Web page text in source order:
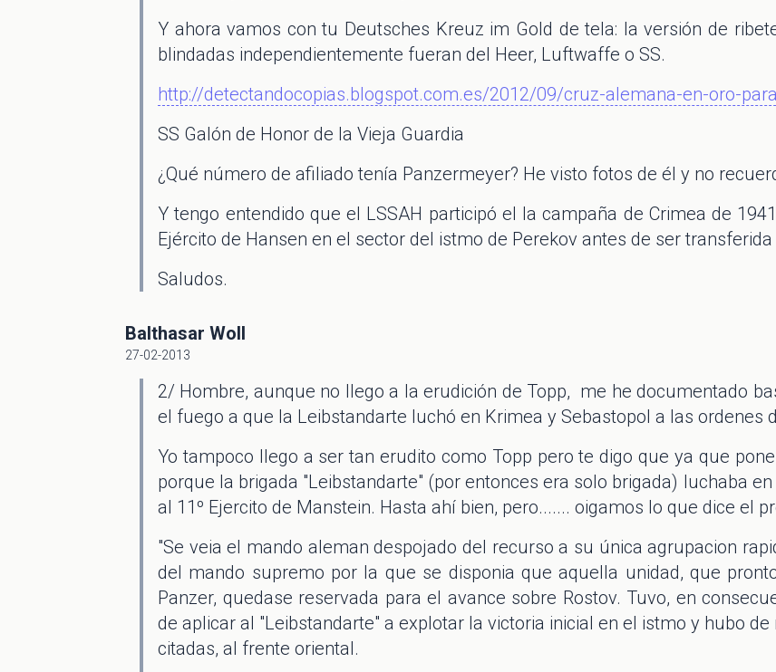
Y ahora vamos con tu Deutsches Kreuz im Gold de tela: la versión de
blindadas independientemente fueran del Heer, Luftwaffe o SS.
http://detectandocopias.blogspot.com.es/2012/09/cruz-alemana-en-oro-
SS Galón de Honor de la Vieja Guardia
¿Qué número de afiliado tenía Panzermeyer? He visto fotos de él y no
Y tengo entendido que el LSSAH participó el la campaña de Crimea de
Ejército de Hansen en el sector del istmo de Perekov antes de ser
Saludos.
Balthasar Woll
27-02-2013
2/ Hombre, aunque no llego a la erudición de Topp, me he documentado
el fuego a que la Leibstandarte luchó en Krimea y Sebastopol a las ordenes
Yo tampoco llego a ser tan erudito como Topp pero te digo que ya que
porque la brigada "Leibstandarte" (por entonces era solo brigada) luchaba
al 11º Ejercito de Manstein. Hasta ahí bien, pero....... oigamos lo que dice el
"Se veia el mando aleman despojado del recurso a su única agrupacion
del mando supremo por la que se disponia que aquella unidad, que
Panzer, quedase reservada para el avance sobre Rostov. Tuvo, en
de aplicar al "Leibstandarte" a explotar la victoria inicial en el istmo y hubo
citadas, al frente oriental.